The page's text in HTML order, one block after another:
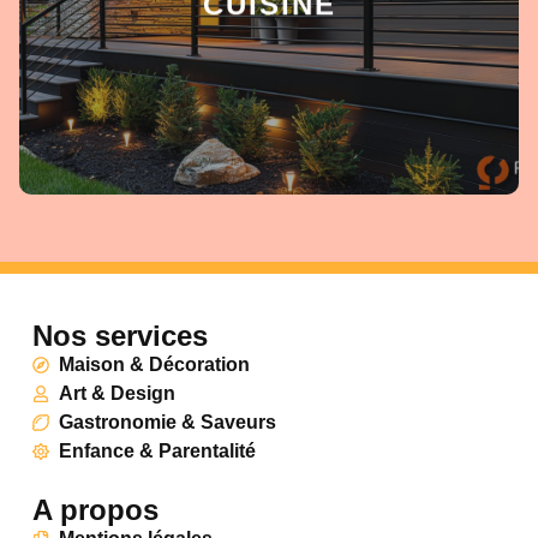
Nos services
Maison & Décoration
Art & Design
Gastronomie & Saveurs
Enfance & Parentalité
A propos